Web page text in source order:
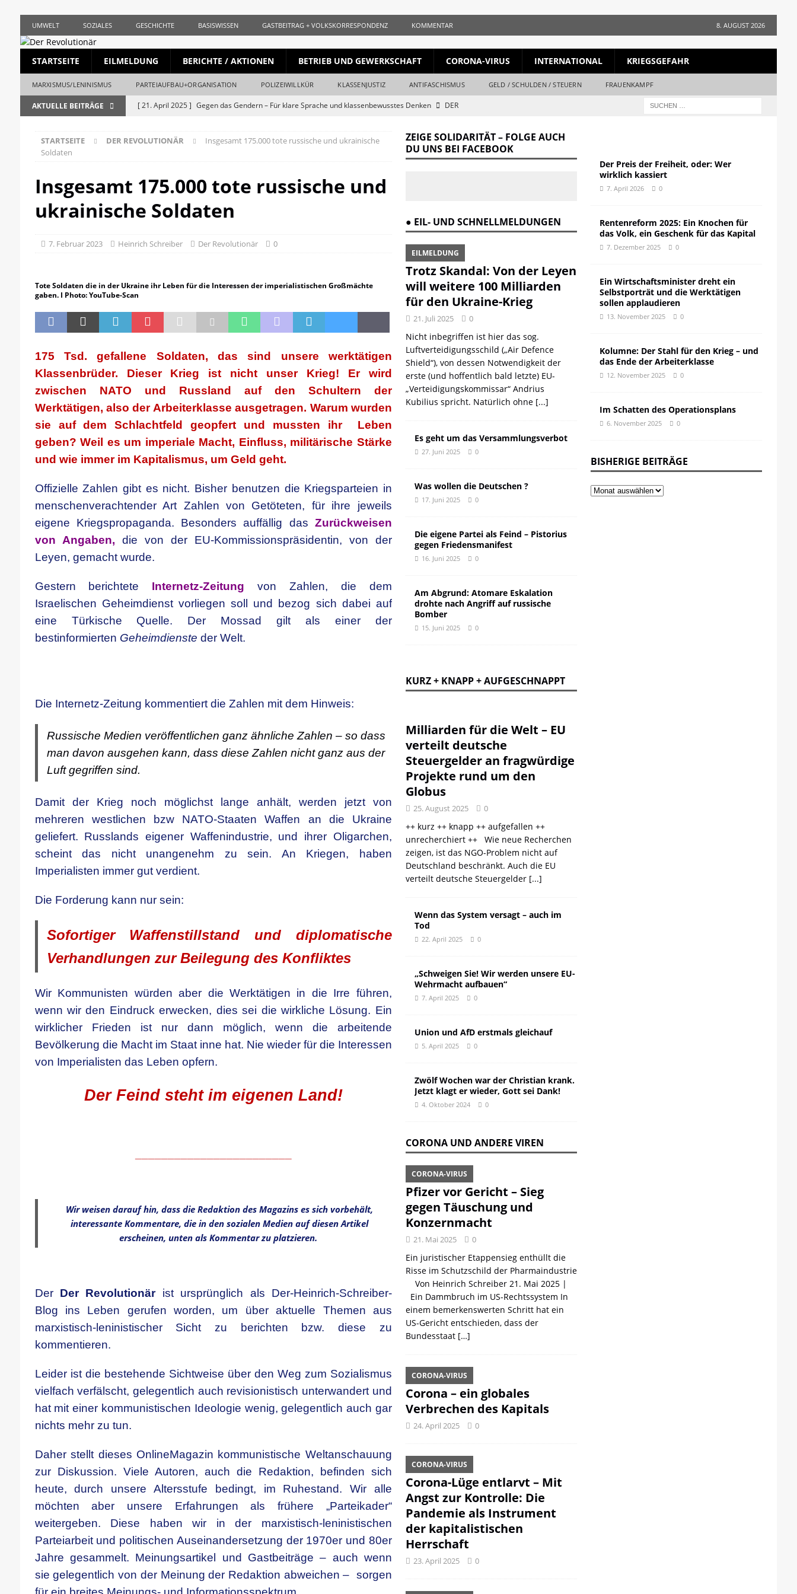
UMWELT SOZIALES GESCHICHTE BASISWISSEN GASTBEITRAG + VOLKSKORRESPONDENZ KOMMENTAR 8. AUGUST 2026
STARTSEITE EILMELDUNG BERICHTE / AKTIONEN BETRIEB UND GEWERKSCHAFT CORONA-VIRUS INTERNATIONAL KRIEGSGEFAHR
MARXISMUS/LENINISMUS PARTEIAUFBAU+ORGANISATION POLIZEIWILLKÜR KLASSENJUSTIZ ANTIFASCHISMUS GELD / SCHULDEN / STEUERN FRAUENKAMPF
AKTUELLE BEITRÄGE [ 21. April 2025 ] Gegen das Gendern – Für klare Sprache und klassenbewusstes Denken
DER
[ 5. April 2025 ]
Union und AfD erstmals gleichauf
KURZ + KNAPP + AUFGESCHNAPPT
[ 19. April 2023 ] 1. Mai: Gegen Krise, Krieg und Kapital
DER REVOLUTIONÄR
[ 19. Mai 2026 ] Stalingrad – Der Anfang vom Ende
1956, Ungarn und der Verrat des Revisionismus: Der Klassenkampf hinter der Lüge
DER
REVOLUTIONÄR
DER REVOLUTIONÄR
[ 14. April 2026 ] Der Mensch ist von Natur aus gut
DER REVOLUTIONÄR
DER REVOLUTIONÄR
[ 7. April 2026 ]
Der Preis der Freiheit, oder: Wer wirklich kassiert
Klassenkampf von oben: Wie der DGB seine eigenen Genossen verriet DER REVOLUTIONÄR
STARTSEITE DER REVOLUTIONÄR
Insgesamt 175.000 tote russische und ukrainische
Soldaten
Insgesamt 175.000 tote russische und
ukrainische Soldaten
7. Februar 2023 Heinrich Schreiber Der Revolutionär 0
Tote Soldaten die in der Ukraine ihr Leben für die Interessen der imperialistischen Großmächte
gaben. I Photo: YouTube-Scan
175 Tsd. gefallene Soldaten, das sind unsere werktätigen
Klassenbrüder. Dieser Krieg ist nicht unser Krieg! Er wird
zwischen NATO und Russland auf den Schultern der
Werktätigen, also der Arbeiterklasse ausgetragen. Warum wurden
sie auf dem Schlachtfeld geopfert und mussten ihr Leben
geben? Weil es um imperiale Macht, Einfluss, militärische Stärke
und wie immer im Kapitalismus, um Geld geht.
Offizielle Zahlen gibt es nicht. Bisher benutzen die Kriegsparteien in
menschenverachtender Art Zahlen von Getöteten, für ihre jeweils
eigene Kriegspropaganda. Besonders auffällig das Zurückweisen
von Angaben,
die von der EU-Kommissionspräsidentin, von der
Leyen, gemacht wurde.
Gestern berichtete Internetz-Zeitung von Zahlen, die dem
Israelischen Geheimdienst vorliegen soll und bezog sich dabei auf
eine Türkische Quelle. Der Mossad gilt als einer der
bestinformierten Geheimdienste der Welt.
Die Internetz-Zeitung kommentiert die Zahlen mit dem Hinweis:
Russische Medien veröffentlichen ganz ähnliche Zahlen – so dass
man davon ausgehen kann, dass diese Zahlen nicht ganz aus der
Luft gegriffen sind.
Damit der Krieg noch möglichst lange anhält, werden jetzt von
mehreren westlichen bzw NATO-Staaten Waffen an die Ukraine
geliefert. Russlands eigener Waffenindustrie, und ihrer Oligarchen,
scheint das nicht unangenehm zu sein. An Kriegen, haben
Imperialisten immer gut verdient.
Die Forderung kann nur sein:
Sofortiger Waffenstillstand und diplomatische
Verhandlungen zur Beilegung des Konfliktes
Wir Kommunisten würden aber die Werktätigen in die Irre führen,
wenn wir den Eindruck erwecken, dies sei die wirkliche Lösung. Ein
wirklicher Frieden ist nur dann möglich, wenn die arbeitende
Bevölkerung die Macht im Staat inne hat. Nie wieder für die Interessen
von Imperialisten das Leben opfern.
Der Feind steht im eigenen Land!
Wir weisen darauf hin, dass die Redaktion des Magazins es sich vorbehält,
interessante Kommentare, die in den sozialen Medien auf diesen Artikel
erscheinen, unten als Kommentar zu platzieren.
Der Der Revolutionärist ursprünglich als Der-Heinrich-Schreiber-
Blog ins Leben gerufen worden, um über aktuelle Themen aus
marxistisch-leninistischer Sicht zu berichten bzw. diese zu
kommentieren.
Leider ist die bestehende Sichtweise über den Weg zum Sozialismus
vielfach verfälscht, gelegentlich auch revisionistisch unterwandert und
hat mit einer kommunistischen Ideologie wenig, gelegentlich auch gar
nichts mehr zu tun.
Daher stellt dieses OnlineMagazin kommunistische Weltanschauung
zur Diskussion. Viele Autoren, auch die Redaktion, befinden sich
heute, durch unsere Altersstufe bedingt, im Ruhestand. Wir alle
möchten aber unsere Erfahrungen als frühere „Parteikader“
weitergeben. Diese haben wir in der marxistisch-leninistischen
Parteiarbeit und politischen Auseinandersetzung der 1970er und 80er
Jahre gesammelt. Meinungsartikel und Gastbeiträge – auch wenn
sie gelegentlich von der Meinung der Redaktion abweichen – sorgen
ZEIGE SOLIDARITÄT – FOLGE AUCH
DU UNS BEI FACEBOOK
● EIL- UND SCHNELLMELDUNGEN
EILMELDUNG
Trotz Skandal: Von der Leyen
will weitere 100 Milliarden
für den Ukraine-Krieg
21. Juli 2025 0
Nicht inbegriffen ist hier das sog.
Luftverteidigungsschild („Air Defence
Shield“), von dessen Notwendigkeit der
erste (und hoffentlich bald letzte) EU-
„Verteidigungskommissar“ Andrius
Kubilius spricht. Natürlich ohne [...]
Es geht um das Versammlungsverbot
27. Juni 2025 0
Was wollen die Deutschen ?
17. Juni 2025 0
Die eigene Partei als Feind – Pistorius
gegen Friedensmanifest
16. Juni 2025 0
Am Abgrund: Atomare Eskalation
drohte nach Angriff auf russische
Bomber
15. Juni 2025 0
KURZ + KNAPP + AUFGESCHNAPPT
Milliarden für die Welt – EU
verteilt deutsche
Steuergelder an fragwürdige
Projekte rund um den
Globus
25. August 2025 0
++ kurz ++ knapp ++ aufgefallen ++
unrecherchiert ++ Wie neue Recherchen
zeigen, ist das NGO-Problem nicht auf
Deutschland beschränkt. Auch die EU
verteilt deutsche Steuergelder [...]
Wenn das System versagt – auch im
Tod
22. April 2025 0
„Schweigen Sie! Wir werden unsere EU-
Wehrmacht aufbauen“
7. April 2025 0
Union und AfD erstmals gleichauf
5. April 2025 0
Zwölf Wochen war der Christian krank.
Jetzt klagt er wieder, Gott sei Dank!
4. Oktober 2024 0
CORONA UND ANDERE VIREN
Pfizer vor Gericht – Sieg
gegen Täuschung und
Konzernmacht
CORONA-VIRUS
21. Mai 2025 0
Ein juristischer Etappensieg enthüllt die
Risse im Schutzschild der Pharmaindustrie
Von Heinrich Schreiber 21. Mai 2025 |
Ein Dammbruch im US-Rechtssystem In
einem bemerkenswerten Schritt hat ein
US-Gericht entschieden, dass der
Bundesstaat […]
Corona – ein globales
Verbrechen des Kapitals
CORONA-VIRUS
24. April 2025 0
Corona-Lüge entlarvt – Mit
Angst zur Kontrolle: Die
Pandemie als Instrument
der kapitalistischen
Herrschaft
CORONA-VIRUS
23. April 2025 0
Der Preis der Freiheit, oder: Wer
wirklich kassiert
7. April 2026 0
Rentenreform 2025: Ein Knochen für
das Volk, ein Geschenk für das Kapital
7. Dezember 2025 0
Ein Wirtschaftsminister dreht ein
Selbstporträt und die Werktätigen
sollen applaudieren
13. November 2025 0
Kolumne: Der Stahl für den Krieg – und
das Ende der Arbeiterklasse
12. November 2025 0
Im Schatten des Operationsplans
6. November 2025 0
BISHERIGE BEITRÄGE